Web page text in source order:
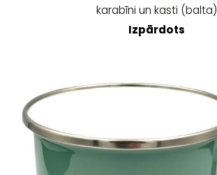
karabīni un kasti (balta)
Izpārdots